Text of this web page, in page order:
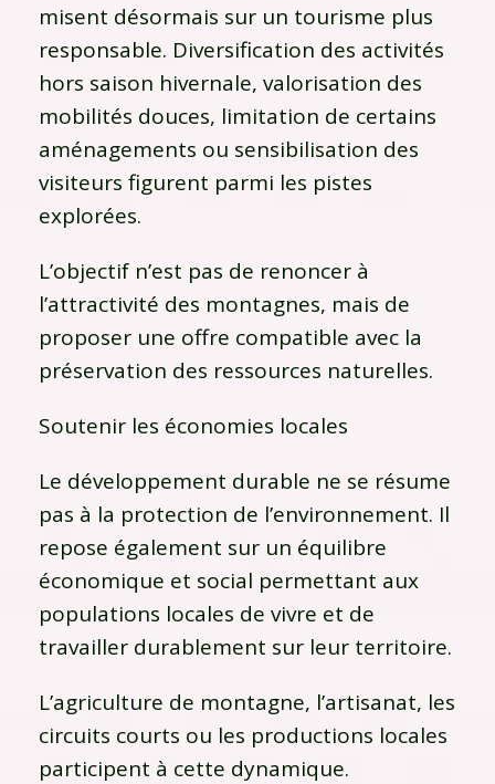
misent désormais sur un tourisme plus
responsable. Diversification des activités
hors saison hivernale, valorisation des
mobilités douces, limitation de certains
aménagements ou sensibilisation des
visiteurs figurent parmi les pistes
explorées.
L’objectif n’est pas de renoncer à
l’attractivité des montagnes, mais de
proposer une offre compatible avec la
préservation des ressources naturelles.
Soutenir les économies locales
Le développement durable ne se résume
pas à la protection de l’environnement. Il
repose également sur un équilibre
économique et social permettant aux
populations locales de vivre et de
travailler durablement sur leur territoire.
L’agriculture de montagne, l’artisanat, les
circuits courts ou les productions locales
participent à cette dynamique.